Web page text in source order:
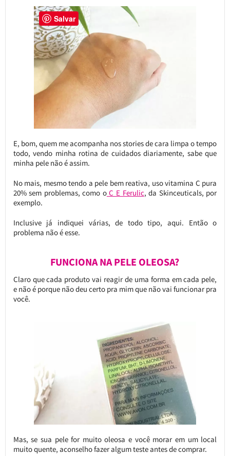
E, bom, quem me acompanha nos stories de cara limpa o tempo
todo, vendo minha rotina de cuidados diariamente, sabe que
minha pele não é assim.
No mais, mesmo tendo a pele bem reativa, uso vitamina C pura
20% sem problemas, como oC E Ferulic, da Skinceuticals, por
exemplo.
Inclusive já indiquei várias, de todo tipo, aqui. Então o
problema não é esse.
FUNCIONA NA PELE OLEOSA?
Claro que cada produto vai reagir de uma forma em cada pele,
e não é porque não deu certo pra mim que não vai funcionar pra
você.
Mas, se sua pele for muito oleosa e você morar em um local
muito quente, aconselho fazer algum teste antes de comprar.
Salvar